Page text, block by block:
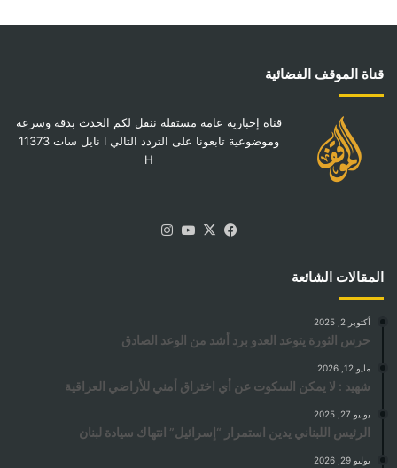
قناة الموقف الفضائية
قناة إخبارية عامة مستقلة ننقل لكم الحدث بدقة وسرعة
وموضوعية تابعونا على التردد التالي I نايل سات 11373
H
فيسبوك
‫X
‫YouTube
المقالات الشائعة
أكتوبر 2, 2025
حرس الثورة يتوعد العدو برد أشد من الوعد الصادق
مايو 12, 2026
شهيد : لا يمكن السكوت عن أي اختراق أمني للأراضي العراقية
يونيو 27, 2025
الرئيس اللبناني يدين استمرار “إسرائيل” انتهاك سيادة لبنان
يوليو 29, 2026